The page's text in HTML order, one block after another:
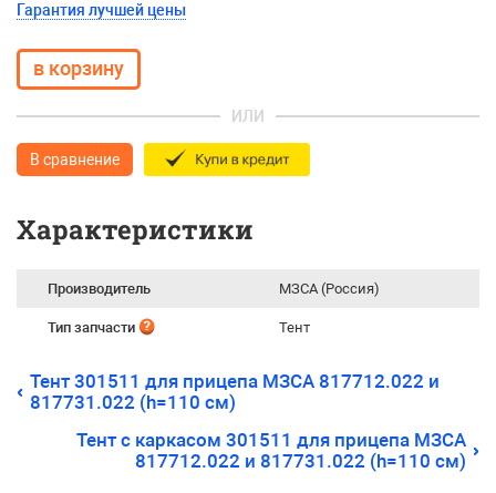
Гарантия лучшей цены
ИЛИ
В сравнение
Характеристики
Производитель МЗСА (Россия)
Тип запчасти Тент
Тент 301511 для прицепа МЗСА 817712.022 и
817731.022 (h=110 см)
Тент c каркасом 301511 для прицепа МЗСА
817712.022 и 817731.022 (h=110 см)